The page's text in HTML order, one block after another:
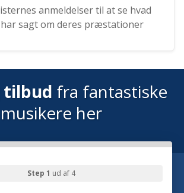
anmeldelser til at se hvad
sagt om deres præstationer
tilbud fra fantastiske
musikere her
Step 1 ud af 4